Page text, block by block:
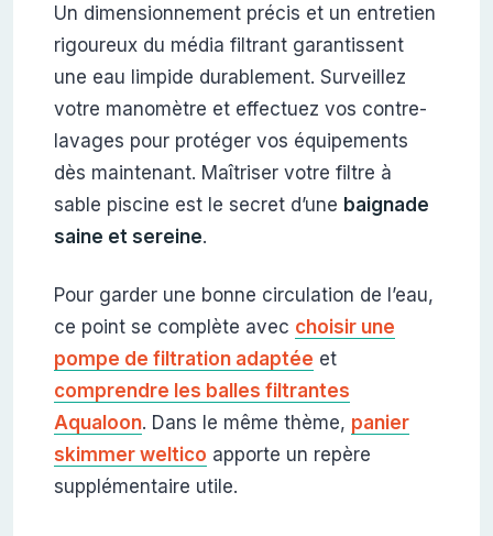
Un dimensionnement précis et un entretien
rigoureux du média filtrant garantissent
une eau limpide durablement. Surveillez
votre manomètre et effectuez vos contre-
lavages pour protéger vos équipements
dès maintenant. Maîtriser votre filtre à
sable piscine est le secret d’une baignade
saine et sereine.
Pour garder une bonne circulation de l’eau,
ce point se complète avec choisir une
pompe de filtration adaptée et
comprendre les balles filtrantes
Aqualoon. Dans le même thème, panier
skimmer weltico apporte un repère
supplémentaire utile.